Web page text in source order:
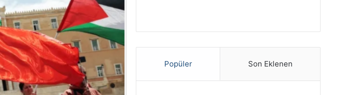
Popüler Son Eklenen